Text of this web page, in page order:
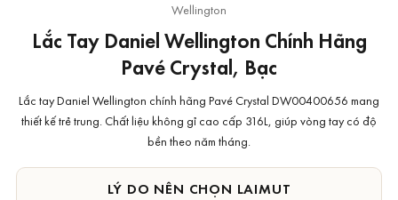
Wellington
Lắc Tay Daniel Wellington Chính Hãng
Pavé Crystal, Bạc
Lắc tay Daniel Wellington chính hãng Pavé Crystal DW00400656 mang
thiết kế trẻ trung. Chất liệu không gỉ cao cấp 316L, giúp vòng tay có độ
bền theo năm tháng.
LÝ DO NÊN CHỌN LAIMUT